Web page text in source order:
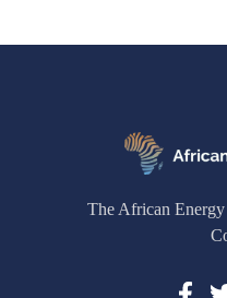
The African